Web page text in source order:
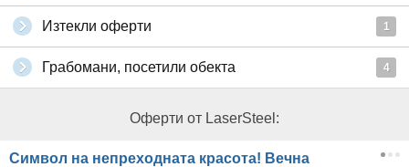
Изтекли оферти 1
Грабомани, посетили обекта 4
Оферти от LaserSteel:
Символ на непреходната красота! Вечна